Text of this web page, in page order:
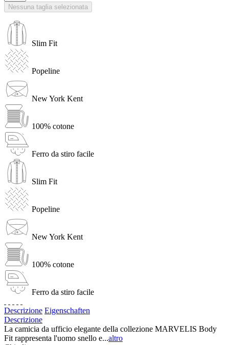
Nessuna taglia selezionata
Slim Fit
Popeline
New York Kent
100% cotone
Ferro da stiro facile
Slim Fit
Popeline
New York Kent
100% cotone
Ferro da stiro facile
Descrizione Eigenschaften
Descrizione
La camicia da ufficio elegante della collezione MARVELIS Body
Fit rappresenta l'uomo snello e...altro